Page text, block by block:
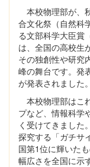
本校物理部が、
合文化祭（自然科
る文部科学大臣賞
は、全国の高校生
その独創性や研究
峰の舞台です。発
が発表されました。
本校物理部はこ
プなど、情報科学
く受けてきました
探究する「ガチサ
国第1位に輝いた
幅広さを全国に示